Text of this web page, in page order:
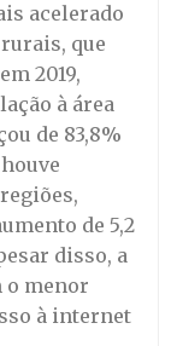
acelerado
que
2019,
à área
de 83,8%
de 5,2
disso, a
o menor
à internet